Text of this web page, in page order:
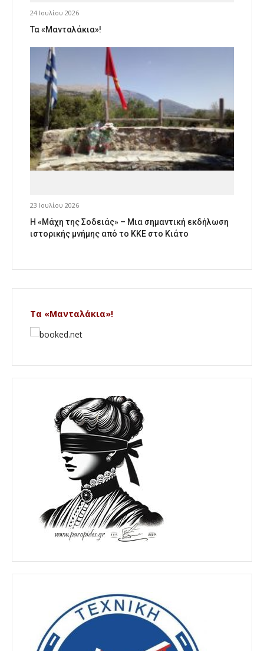
24 Ιουλίου 2026
Τα «Μανταλάκια»!
23 Ιουλίου 2026
Η «Μάχη της Σοδειάς» – Μια σημαντική εκδήλωση
ιστορικής μνήμης από το ΚΚΕ στο Κιάτο
Τα «Μανταλάκια»!